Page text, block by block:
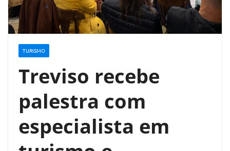
TURISMO
Treviso recebe
palestra com
especialista em